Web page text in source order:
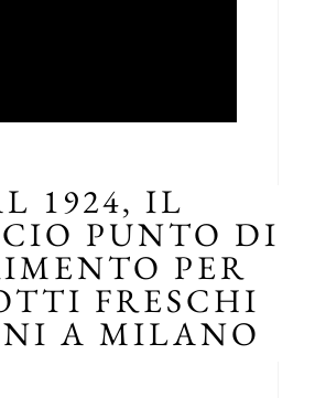
MOSCOVA
1924, IL
PUNTO DI
PER
FRESCHI
A MILANO